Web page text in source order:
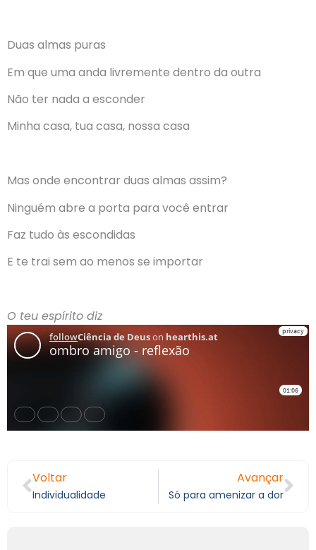
Duas almas puras
Em que uma anda livremente dentro da outra
Não ter nada a esconder
Minha casa, tua casa, nossa casa
Mas onde encontrar duas almas assim?
Ninguém abre a porta para você entrar
Faz tudo às escondidas
E te trai sem ao menos se importar
O teu espírito diz
Voltar
Individualidade
Avançar
Só para amenizar a dor